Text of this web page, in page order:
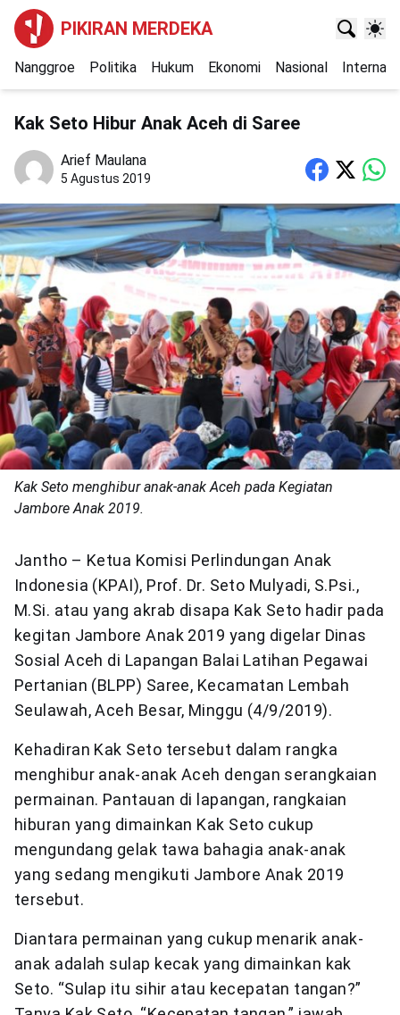
PIKIRAN MERDEKA
Nanggroe Politika Hukum Ekonomi Nasional
Kak Seto Hibur Anak Aceh di Saree
Arief Maulana
5 Agustus 2019
Kak Seto menghibur anak-anak Aceh pada Kegiatan
Jambore Anak 2019.
Jantho – Ketua Komisi Perlindungan Anak
Indonesia (KPAI), Prof. Dr. Seto Mulyadi, S.Psi.,
M.Si. atau yang akrab disapa Kak Seto hadir pada
kegitan Jambore Anak 2019 yang digelar Dinas
Sosial Aceh di Lapangan Balai Latihan Pegawai
Pertanian (BLPP) Saree, Kecamatan Lembah
Seulawah, Aceh Besar, Minggu (4/9/2019).
Kehadiran Kak Seto tersebut dalam rangka
menghibur anak-anak Aceh dengan serangkaian
permainan. Pantauan di lapangan, rangkaian
hiburan yang dimainkan Kak Seto cukup
mengundang gelak tawa bahagia anak-anak
yang sedang mengikuti Jambore Anak 2019
tersebut.
Diantara permainan yang cukup menarik anak-
anak adalah sulap kecak yang dimainkan kak
Seto. “Sulap itu sihir atau kecepatan tangan?”